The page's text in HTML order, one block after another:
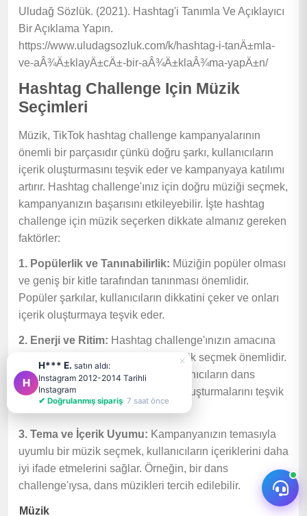
Uludağ Sözlük. (2021). Hashtag'i Tanımla Ve Açıklayıcı
Bir Açıklama Yapın.
https://www.uludagsozluk.com/k/hashtag-i-tanÄ±mla-
ve-aÂ¾Ä±klayÄ±cÄ±-bir-aÂ¾Ä±klaÂ¾ma-yapÄ±n/
Hashtag Challenge Için Müzik
Seçimleri
Müzik, TikTok hashtag challenge kampanyalarının
önemli bir parçasıdır çünkü doğru şarkı, kullanıcıların
içerik oluşturmasını teşvik eder ve kampanyaya katılımı
artırır. Hashtag challenge'ınız için doğru müziği seçmek,
kampanyanızın başarısını etkileyebilir. İşte hashtag
challenge için müzik seçerken dikkate almanız gereken
faktörler:
1. Popülerlik ve Tanınabilirlik: Müziğin popüler olması
ve geniş bir kitle tarafından tanınması önemlidir.
Popüler şarkılar, kullanıcıların dikkatini çeker ve onları
içerik oluşturmaya teşvik eder.
2. Enerji ve Ritim: Hashtag challenge'ınızın amacına
uygun bir enerji ve ritim içeren müzik seçmek önemlidir.
Eğlenceli ve hareketli şarkılar, kullanıcıların dans
etmelerini veya hareketli içerikler oluşturmalarını teşvik
3. Tema ve İçerik Uyumu: Kampanyanızın temasıyla
uyumlu bir müzik seçmek, kullanıcıların içeriklerini daha
iyi ifade etmelerini sağlar. Örneğin, bir dans
challenge'ıysa, dans müzikleri tercih edilebilir.
Müzik
H
H*** E. satın aldı:
Instagram 2012-2014 Tarihli
Instagram
✔ Doğrulanmış sipariş· 7 saat önce
×